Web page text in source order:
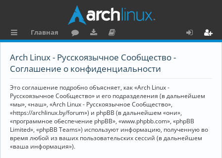
ы
к
и
Главная
ру
ру
и
ку
е
н
та
ц
Arch Linux - Русскоязычное Сообщество -
Соглашение о конфиденциальности
Это соглашение подробно объясняет, как «Arch Linux -
Русскоязычное Сообщество» и его подразделения (в дальнейшем
«мы», «наш», «Arch Linux - Русскоязычное Сообщество»,
«https://archlinux.by/forum») и phpBB (в дальнейшем «они»,
«программное обеспечение phpBB», «www.phpbb.com», «phpBB
Limited», «phpBB Teams») используют информацию, полученную во
время любой из ваших пользовательских сессий (в дальнейшем
«ваша информация»).